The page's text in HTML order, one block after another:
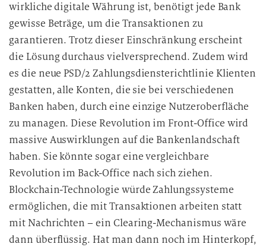
n
g
wirkliche digitale Währung ist, benötigt jede Bank
gewisse Beträge, um die Transaktionen zu
garantieren. Trotz dieser Einschränkung erscheint
die Lösung durchaus vielversprechend. Zudem wird
es die neue PSD/2 Zahlungsdiensterichtlinie Klienten
gestatten, alle Konten, die sie bei verschiedenen
Banken haben, durch eine einzige Nutzeroberfläche
zu managen. Diese Revolution im Front-Office wird
massive Auswirklungen auf die Bankenlandschaft
haben. Sie könnte sogar eine vergleichbare
Revolution im Back-Office nach sich ziehen.
Blockchain-Technologie würde Zahlungssysteme
ermöglichen, die mit Transaktionen arbeiten statt
mit Nachrichten – ein Clearing-Mechanismus wäre
dann überflüssig. Hat man dann noch im Hinterkopf,